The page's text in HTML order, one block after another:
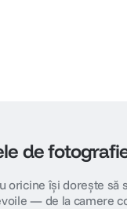
de
își dorește
— de la camere